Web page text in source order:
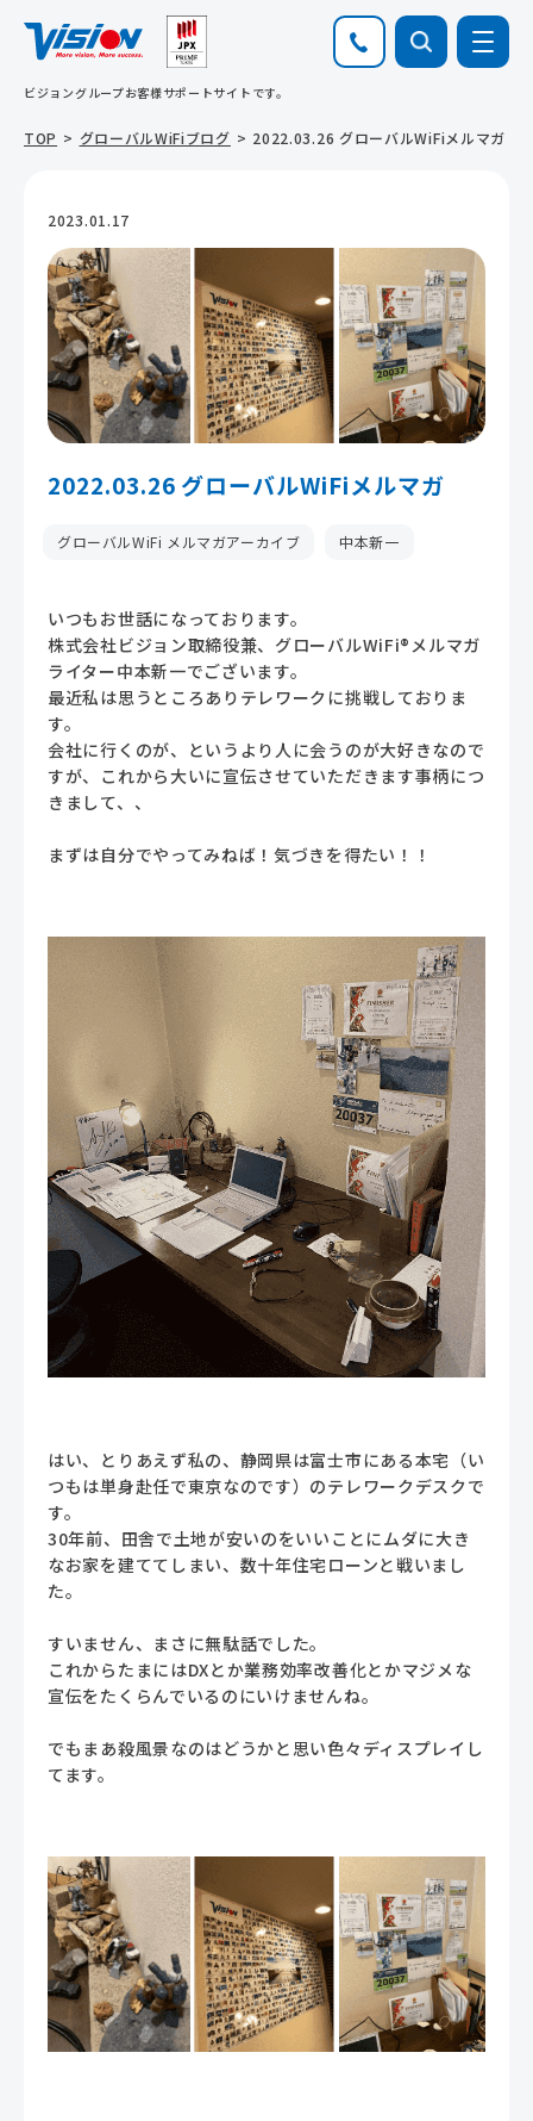
ビジョングループお客様サポートサイトです。
TOP グローバルWiFiブログ 2022.03.26 グローバルWiFiメルマガ
2023.01.17
2022.03.26 グローバルWiFiメルマガ
グローバルWiFi メルマガアーカイブ 中本新一
いつもお世話になっております。
株式会社ビジョン取締役兼、グローバルWiFi®メルマガ
ライター中本新一でございます。
最近私は思うところありテレワークに挑戦しておりま
す。
会社に行くのが、というより人に会うのが大好きなので
すが、これから大いに宣伝させていただきます事柄につ
きまして、、
まずは自分でやってみねば！気づきを得たい！！
はい、とりあえず私の、静岡県は富士市にある本宅（い
つもは単身赴任で東京なのです）のテレワークデスクで
す。
30年前、田舎で土地が安いのをいいことにムダに大き
なお家を建ててしまい、数十年住宅ローンと戦いまし
た。
すいません、まさに無駄話でした。
これからたまにはDXとか業務効率改善化とかマジメな
宣伝をたくらんでいるのにいけませんね。
でもまあ殺風景なのはどうかと思い色々ディスプレイし
てます。